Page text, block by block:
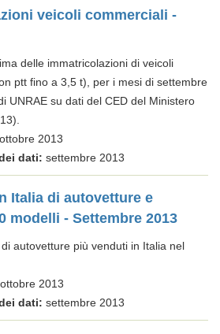
veicoli commerciali -
delle immatricolazioni di veicoli
ptt fino a 3,5 t), per i mesi di settembre
UNRAE su dati del CED del Ministero
2013
dati: settembre 2013
Italia di autovetture e
modelli - Settembre 2013
autovetture più venduti in Italia nel
2013
dati: settembre 2013